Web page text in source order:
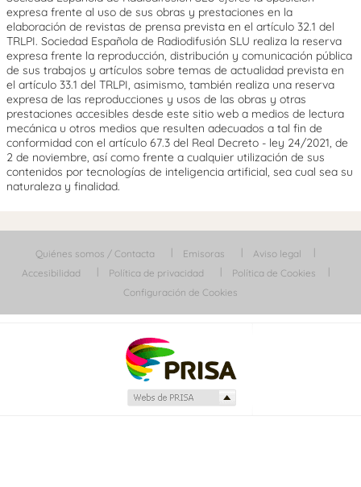
expresa frente al uso de sus obras y prestaciones en la
elaboración de revistas de prensa prevista en el artículo 32.1 del
TRLPI. Sociedad Española de Radiodifusión SLU realiza la reserva
expresa frente la reproducción, distribución y comunicación pública
de sus trabajos y artículos sobre temas de actualidad prevista en
el artículo 33.1 del TRLPI, asimismo, también realiza una reserva
expresa de las reproducciones y usos de las obras y otras
prestaciones accesibles desde este sitio web a medios de lectura
mecánica u otros medios que resulten adecuados a tal fin de
conformidad con el artículo 67.3 del Real Decreto - ley 24/2021, de
2 de noviembre, así como frente a cualquier utilización de sus
contenidos por tecnologías de inteligencia artificial, sea cual sea su
naturaleza y finalidad.
Quiénes somos / Contacta Emisoras
Aviso legal
Accesibilidad
Política de privacidad
Política de Cookies
Configuración de Cookies